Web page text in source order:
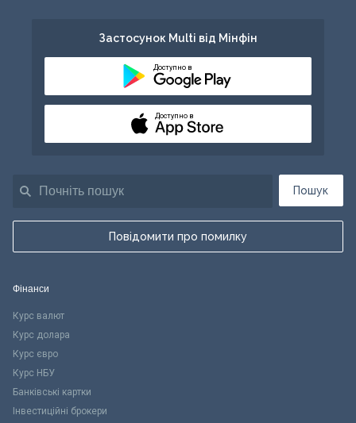
Пошук
Повідомити про помилку
Застосунок Multi від Мінфін
Доступно в
Доступно в
Фінанси
Курс валют
Курс долара
Курс євро
Курс НБУ
Банківські картки
Інвестиційні брокери